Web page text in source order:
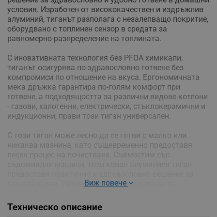
условия. Изработен от висококачествен и издръжлив
алуминий, тиганът разполага с незалепващо покритие,
оборудвано с топлинен сензор в средата за
равномерно разпределение на топлината.
С иновативната технология без PFOA химикали,
тиганът осигурява по-здравословно готвене без
компромиси по отношение на вкуса. Ергономичната
мека дръжка гарантира по-голям комфорт при
готвене, а подходящостта за различни видове котлони
- газови, халогенни, електрически, стъклокерамични и
индукционни, прави този тиган универсален.
С този тиган може лесно да се готви с малко или
никаква мазнина, като същевременно предоставя
вашата кухня. Размерите му са подходящи за
26 см.
Внимание: предназначен само за домашна употреба.
Виж повече
Техническо описание